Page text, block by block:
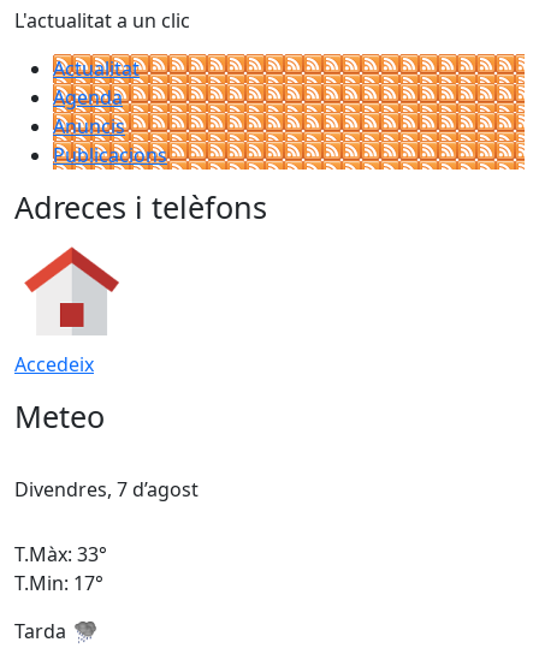
L'actualitat a un clic
Actualitat
Agenda
Anuncis
Publicacions
Adreces i telèfons
Accedeix
Meteo
Divendres, 7 d’agost
T.Màx: 33°
T.Min: 17°
Tarda